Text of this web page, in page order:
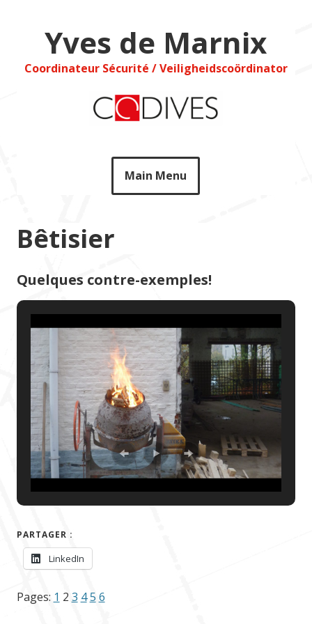
Yves de Marnix
Coordinateur Sécurité / Veiligheidscoördinator
Main Menu
Bêtisier
Quelques contre-exemples!
PARTAGER :
LinkedIn
Pages: 1 2 3 4 5 6